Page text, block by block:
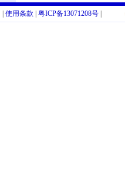
使用条款 粤ICP备13071208号|